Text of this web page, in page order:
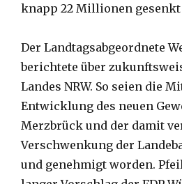
knapp 22 Millionen gesenkt
Der Landtagsabgeordnete
berichtete über
Landes NRW. So seien die
Entwicklung des neuen
Merzbrück und der damit
Verschwenkung der
und genehmigt worden.